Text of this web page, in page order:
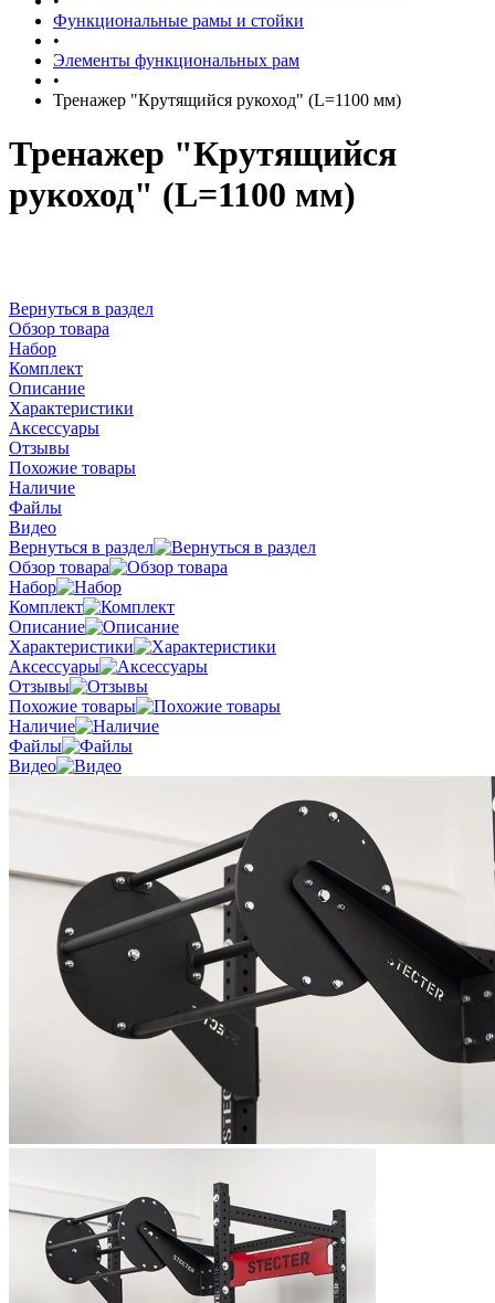
Функциональные рамы и стойки
•
Элементы функциональных рам
•
Тренажер "Крутящийся рукоход" (L=1100 мм)
Тренажер "Крутящийся
рукоход" (L=1100 мм)
Вернуться в раздел
Обзор товара
Набор
Комплект
Описание
Характеристики
Аксессуары
Отзывы
Похожие товары
Наличие
Файлы
Видео
Вернуться в раздел
Обзор товара
Набор
Комплект
Описание
Характеристики
Аксессуары
Отзывы
Похожие товары
Наличие
Файлы
Видео